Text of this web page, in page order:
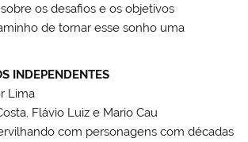
os desafios e os objetivos
de tornar esse sonho uma
INDEPENDENTES
Lima
Flávio Luiz e Mario Cau
com personagens com décadas